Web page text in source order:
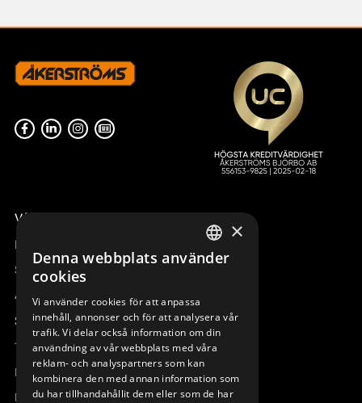
Våra radiostyrningar – översikt
Remotus
Sesam
Access_Ctrl
Support
Teknisk support
Boka service
Manualer och videoinstruktioner
SWEDISH
DEUTSCH
×
Denna webbplats använder
cookies
Vi använder cookies för att anpassa
innehåll, annonser och för att analysera vår
trafik. Vi delar också information om din
användning av vår webbplats med våra
reklam- och analyspartners som kan
kombinera den med annan information som
du har tillhandahållit dem eller som de har